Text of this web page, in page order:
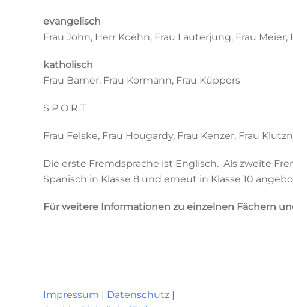
evangelisch
Frau John, Herr Koehn, Frau Lauterjung, Frau Meier,
katholisch
Frau Barner, Frau Kormann, Frau Küppers
S P O R T
Frau Felske, Frau Hougardy, Frau Kenzer, Frau
Die erste Fremdsprache ist Englisch. Als zweite
Spanisch in Klasse 8 und erneut in Klasse 10
Für weitere Informationen zu einzelnen Fächern
Impressum | Datenschutz |